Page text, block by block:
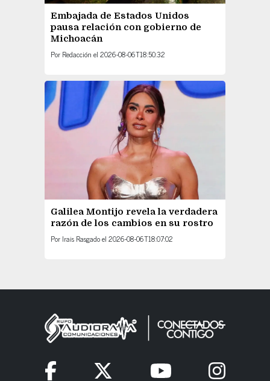
Embajada de Estados Unidos
pausa relación con gobierno de
Michoacán
Por Redacción el 2026-08-06T18:50:32
Galilea Montijo revela la verdadera
razón de los cambios en su rostro
Por Irais Rasgadoel 2026-08-06T18:07:02